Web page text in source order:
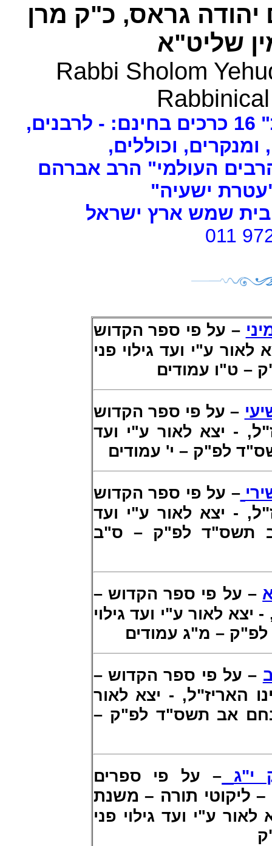
גראס, כ"ק מרן
שליט"א
Rabbi Sholom
ומנקרים, וכוללים,
העולמי" הרב אברהם
ישעיה"
שמש ארץ ישראל
011
– על פי ספר הקדוש
לאור ע"י ועד גילוי פני
– ט"ו עמודים
– על פי ספר הקדוש
, - יצא לאור ע"י ועד
לפ"ק – י' עמודים
– על פי ספר הקדוש
, - יצא לאור ע"י ועד
תשס"ד לפ"ק – ס"ב
– על פי ספר הקדוש –
- יצא לאור ע"י ועד גילוי
– מ"ג עמודים
– על פי ספר הקדוש –
האריז"ל, - יצא לאור
אב תשס"ד לפ"ק –
י"ג – על פי ספרים
ליקוטי תורה – משנת
לאור ע"י ועד גילוי פני